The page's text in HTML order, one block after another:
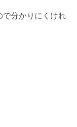
で分かりにくけれ